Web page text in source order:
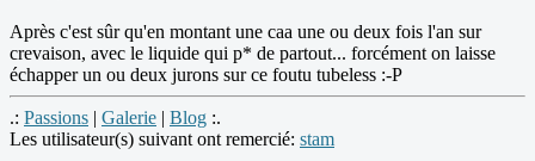
Après c'est sûr qu'en montant une caa une ou deux fois l'an sur
crevaison, avec le liquide qui p* de partout... forcément on laisse
échapper un ou deux jurons sur ce foutu tubeless :-P
.: Passions | Galerie | Blog :.
Les utilisateur(s) suivant ont remercié: stam